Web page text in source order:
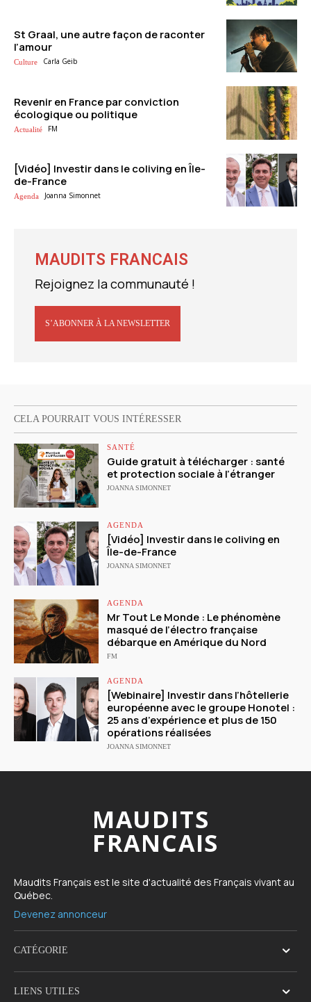
St Graal, une autre façon de raconter
l’amour
Culture Carla Geib
Revenir en France par conviction
écologique ou politique
Actualité FM
[Vidéo] Investir dans le coliving en Île-
de-France
Agenda Joanna Simonnet
MAUDITS FRANCAIS
Rejoignez la communauté !
S’ABONNER À LA NEWSLETTER
CELA POURRAIT VOUS INTÉRESSER
SANTÉ
Guide gratuit à télécharger : santé
et protection sociale à l’étranger
JOANNA SIMONNET
AGENDA
[Vidéo] Investir dans le coliving en
Île-de-France
JOANNA SIMONNET
AGENDA
Mr Tout Le Monde : Le phénomène
masqué de l’électro française
débarque en Amérique du Nord
FM
AGENDA
[Webinaire] Investir dans l’hôtellerie
européenne avec le groupe Honotel :
25 ans d’expérience et plus de 150
opérations réalisées
JOANNA SIMONNET
MAUDITS
FRANCAIS
Maudits Français est le site d'actualité des Français vivant au
Québec.
Devenez annonceur
CATÉGORIE
LIENS UTILES